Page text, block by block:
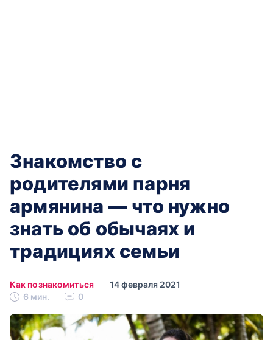
Знакомство с
родителями парня
армянина — что нужно
знать об обычаях и
традициях семьи
Как познакомиться
14 февраля 2021
6 мин.
0